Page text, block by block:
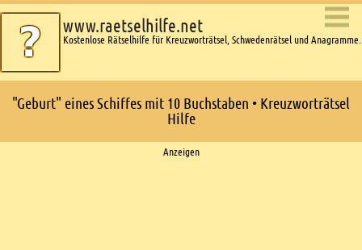
www.raetselhilfe.net
Kostenlose Rätselhilfe für Kreuzworträtsel, Schwedenrätsel und Anagramme.
"Geburt" eines Schiffes mit 10 Buchstaben • Kreuzworträtsel
Hilfe
Anzeigen